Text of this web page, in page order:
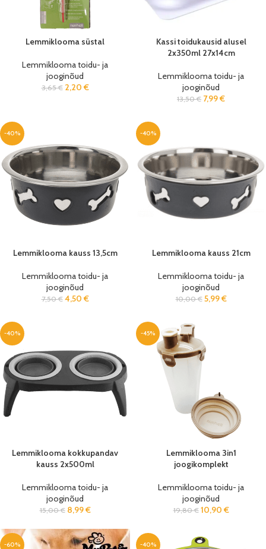
Lemmiklooma süstal
Lemmiklooma toidu- ja
jooginõud
3,65€ 2,20 €
Kassi toidukausid alusel
2x350ml 27x14cm
Lemmiklooma toidu- ja
jooginõud
13,50€ 7,99€
-40%
Lemmiklooma kauss 13,5cm
Lemmiklooma toidu- ja
jooginõud
7,50€ 4,50 €
-40%
Lemmiklooma kauss 21cm
Lemmiklooma toidu- ja
jooginõud
10,00€ 5,99€
-40%
Lemmiklooma kokkupandav
kauss 2x500ml
Lemmiklooma toidu- ja
jooginõud
15,00€ 8,99€
-45%
Lemmiklooma 3in1
joogikomplekt
Lemmiklooma toidu- ja
jooginõud
19,80€ 10,90 €
-60% -40%